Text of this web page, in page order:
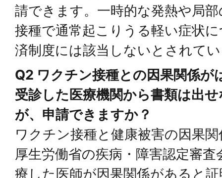
請できます。一時的な発熱や局
接種で通常起こりうる軽い症状
済制度には該当しないとされて
Q2 ワクチン接種との因果関係が
受診した医療機関から書類は出
が、申請できますか？
ワクチン接種と健康被害の因果
厚生労働省の疾病・障害認定審
療した医師が因果関係があると